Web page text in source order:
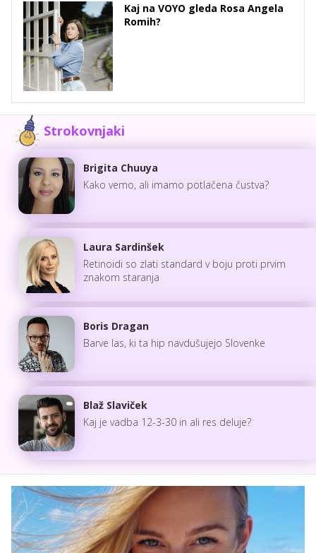
Kaj na VOYO gleda Rosa Angela
Romih?
Strokovnjaki
Brigita Chuuya
Kako vemo, ali imamo potlačena čustva?
Laura Sardinšek
Retinoidi so zlati standard v boju proti prvim
znakom staranja
Boris Dragan
Barve las, ki ta hip navdušujejo Slovenke
Blaž Slaviček
Kaj je vadba 12-3-30 in ali res deluje?